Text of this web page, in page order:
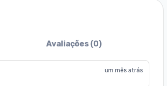
Avaliações (0)
um mês atrás